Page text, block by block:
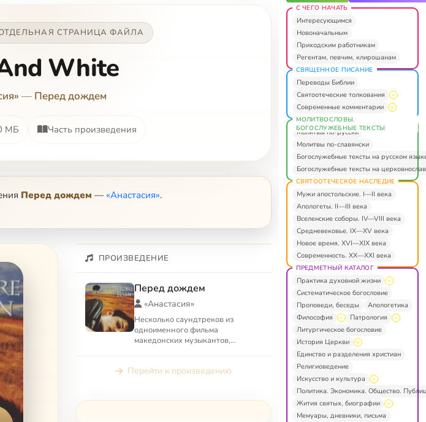
СТРАНИЦА ФАЙЛА
White
— Перед дождем
МБ Часть произведения
Перед дождем — «Анастасия».
ПРОИЗВЕДЕНИЕ
Перед дождем
«Анастасия»
Несколько саундтреков из
одноименного фильма
македонских музыкантов,
византийской и совре...
Перейти к произведению
С ЧЕГО НАЧАТЬ
Интересующимся
Новоначальным
Приходским работникам
Регентам, певчим, клирошанам
СВЯЩЕННОЕ ПИСАНИЕ
Переводы Библии
Святоотеческие толкования
Современные комментарии
МОЛИТВОСЛОВЫ.
БОГОСЛУЖЕБНЫЕ ТЕКСТЫ
Молитвы по-русски
Молитвы по-славянски
Богослужебные тексты на русском
Богослужебные тексты на
СВЯТООТЕЧЕСКОЕ НАСЛЕДИЕ
Мужи апостольские. I—II века
Апологеты. II—III века
Вселенские соборы. IV—VIII века
Средневековье. IX—XV века
Новое время. XVI—XIX века
Современность. XX—XXI века
ПРЕДМЕТНЫЙ КАТАЛОГ
Практика духовной жизни
Систематическое богословие
Проповеди, беседы
Апологетика
Философия
Патрология
Литургическое богословие
История Церкви
Единство и разделения христиан
Религиоведение
Искусство и культура
Политика. Экономика. Общество.
Жития святых, биографии
Мемуары, дневники, письма